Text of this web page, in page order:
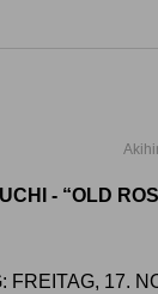
- “OLD
FREITAG, 17.